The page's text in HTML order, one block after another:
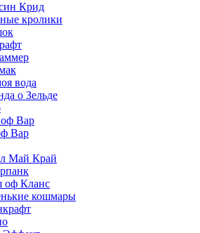
Крид
кролики
вода
о Зельде
Вар
Вар
Май Край
оф Кланс
кошмары